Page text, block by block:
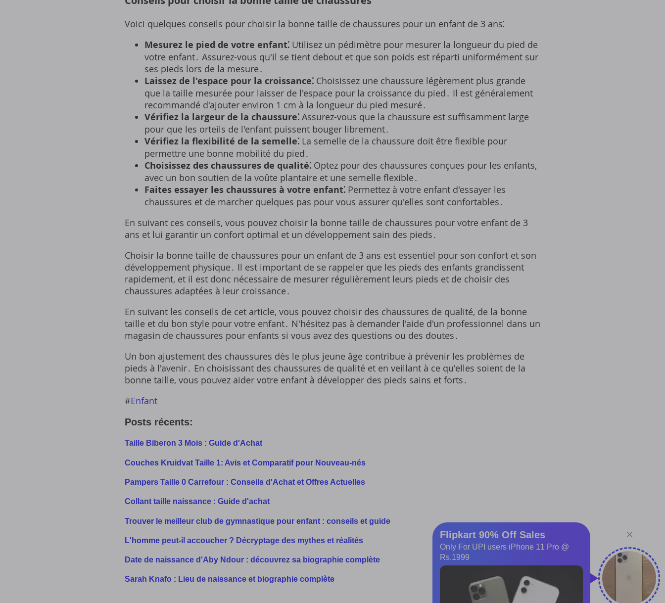
Voici quelques conseils pour choisir la bonne taille de chaussures pour un enfant de 3 ans⁚
Mesurez le pied de votre enfant⁚ Utilisez un pédimètre pour mesurer la longueur du pied de
votre enfant․ Assurez-vous qu'il se tient debout et que son poids est réparti uniformément sur
ses pieds lors de la mesure․
Laissez de l'espace pour la croissance⁚ Choisissez une chaussure légèrement plus grande
que la taille mesurée pour laisser de l'espace pour la croissance du pied․ Il est généralement
recommandé d'ajouter environ 1 cm à la longueur du pied mesuré․
Vérifiez la largeur de la chaussure⁚ Assurez-vous que la chaussure est suffisamment large
pour que les orteils de l'enfant puissent bouger librement․
Vérifiez la flexibilité de la semelle⁚ La semelle de la chaussure doit être flexible pour
permettre une bonne mobilité du pied․
Choisissez des chaussures de qualité⁚ Optez pour des chaussures conçues pour les enfants,
avec un bon soutien de la voûte plantaire et une semelle flexible․
Faites essayer les chaussures à votre enfant⁚ Permettez à votre enfant d'essayer les
chaussures et de marcher quelques pas pour vous assurer qu'elles sont confortables․
En suivant ces conseils, vous pouvez choisir la bonne taille de chaussures pour votre enfant de 3
ans et lui garantir un confort optimal et un développement sain des pieds․
Choisir la bonne taille de chaussures pour un enfant de 3 ans est essentiel pour son confort et son
développement physique․ Il est important de se rappeler que les pieds des enfants grandissent
rapidement, et il est donc nécessaire de mesurer régulièrement leurs pieds et de choisir des
chaussures adaptées à leur croissance․
En suivant les conseils de cet article, vous pouvez choisir des chaussures de qualité, de la bonne
taille et du bon style pour votre enfant․ N'hésitez pas à demander l'aide d'un professionnel dans un
magasin de chaussures pour enfants si vous avez des questions ou des doutes․
Un bon ajustement des chaussures dès le plus jeune âge contribue à prévenir les problèmes de
pieds à l'avenir․ En choisissant des chaussures de qualité et en veillant à ce qu'elles soient de la
bonne taille, vous pouvez aider votre enfant à développer des pieds sains et forts․
#Enfant
Posts récents:
Taille Biberon 3 Mois : Guide d'Achat
Couches Kruidvat Taille 1: Avis et Comparatif pour Nouveau-nés
Pampers Taille 0 Carrefour : Conseils d'Achat et Offres Actuelles
Collant taille naissance : Guide d'achat
Trouver le meilleur club de gymnastique pour enfant : conseils et guide
L'homme peut-il accoucher ? Décryptage des mythes et réalités
Date de naissance d'Aby Ndour : découvrez sa biographie complète
Sarah Knafo : Lieu de naissance et biographie complète